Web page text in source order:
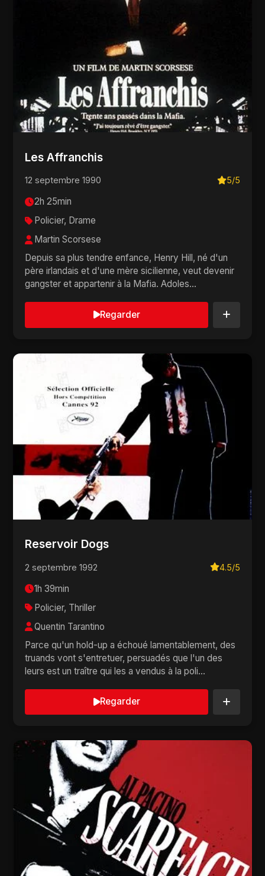
Les Affranchis
12 septembre 1990 5/5
2h 25min
Policier, Drame
Martin Scorsese
Depuis sa plus tendre enfance, Henry Hill, né d'un
père irlandais et d'une mère sicilienne, veut devenir
gangster et appartenir à la Mafia. Adoles...
Regarder
Reservoir Dogs
2 septembre 1992 4.5/5
1h 39min
Policier, Thriller
Quentin Tarantino
Parce qu'un hold-up a échoué lamentablement, des
truands vont s'entretuer, persuadés que l'un des
leurs est un traître qui les a vendus à la poli...
Regarder